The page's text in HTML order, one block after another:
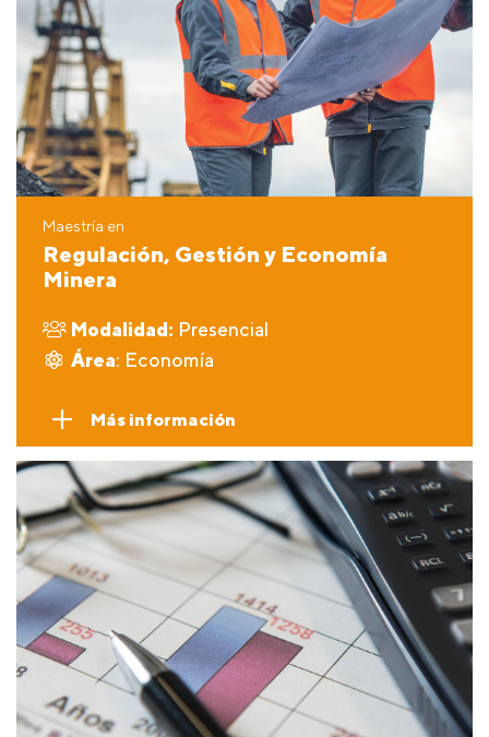
Maestría en
Regulación, Gestión y Economía
Minera
Modalidad: Presencial
Área: Economía
Más información